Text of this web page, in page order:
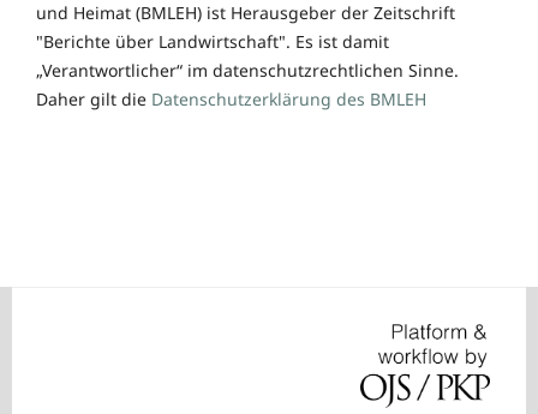
und Heimat (BMLEH) ist Herausgeber der Zeitschrift
"Berichte über Landwirtschaft". Es ist damit
„Verantwortlicher“ im datenschutzrechtlichen Sinne.
Daher gilt die Datenschutzerklärung des BMLEH